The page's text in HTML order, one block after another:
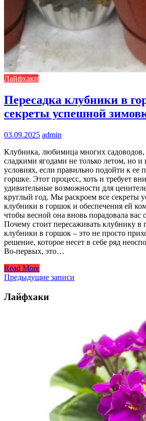
Лайфхаки
Пересадка клубники в
секреты успешной
03.09.2025 admin
Клубника, любимица многих садоводов,
сладкими ягодами не только летом, но
условиях, если правильно подойти к ее
горшке. Этот процесс, хоть и требует
удивительные возможности для
круглый год. Мы раскроем все секреты
клубники в горшок и обеспечения ей
чтобы весной она вновь порадовала
Почему стоит пересаживать клубнику в
клубники в горшок – это не просто
решение, которое несет в себе ряд
Во-первых, это…
Read More
Навигация
по
записям
Предыдущие записи
Лайфхаки